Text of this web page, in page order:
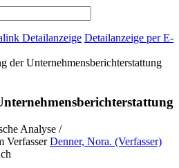
Detailanzeige Detailanzeige per E-
Analyse /
Verfasser Denner, Nora. (Verfasser)